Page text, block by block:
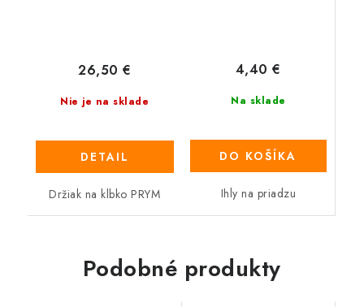
Nie je na sklade
26,50 €
DETAIL
Držiak na klbko PRYM
Na sklade
4,40 €
DO KOŠÍKA
Ihly na priadzu
Podobné produkty